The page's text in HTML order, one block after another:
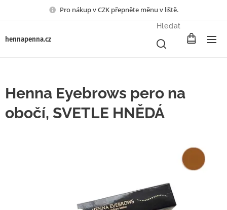
Pro nákup v CZK přepněte měnu v liště.
hennapenna.cz
Hledat
Henna Eyebrows pero na
obočí, SVETLE HNĚDÁ